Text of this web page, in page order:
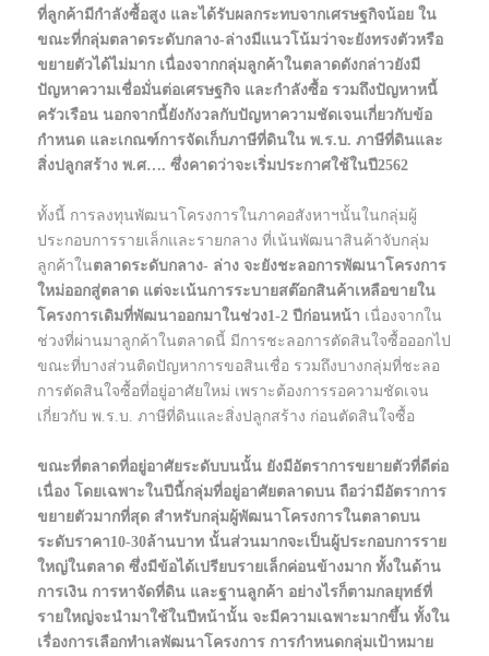
ที่ลูกค้ามีกำลังซื้อสูง และได้รับผลกระทบจากเศรษฐกิจน้อย ใน
ขณะที่กลุ่มตลาดระดับกลาง-ล่างมีแนวโน้มว่าจะยังทรงตัวหรือ
ขยายตัวได้ไม่มาก เนื่องจากกลุ่มลูกค้าในตลาดดังกล่าวยังมี
ปัญหาความเชื่อมั่นต่อเศรษฐกิจ และกำลังซื้อ รวมถึงปัญหาหนี้
ครัวเรือน นอกจากนี้ยังกังวลกับปัญหาความชัดเจนเกี่ยวกับข้อ
กำหนด และเกณฑ์การจัดเก็บภาษีที่ดินใน พ.ร.บ. ภาษีที่ดินและ
สิ่งปลูกสร้าง พ.ศ…. ซึ่งคาดว่าจะเริ่มประกาศใช้ในปี2562
ทั้งนี้ การลงทุนพัฒนาโครงการในภาคอสังหาฯนั้นในกลุ่มผู้
ประกอบการรายเล็กและรายกลาง ที่เน้นพัฒนาสินค้าจับกลุ่ม
ลูกค้าในตลาดระดับกลาง- ล่าง จะยังชะลอการพัฒนาโครงการ
ใหม่ออกสู่ตลาด แต่จะเน้นการระบายสต๊อกสินค้าเหลือขายใน
โครงการเดิมที่พัฒนาออกมาในช่วง1-2 ปีก่อนหน้า เนื่องจากใน
ช่วงที่ผ่านมาลูกค้าในตลาดนี้ มีการชะลอการตัดสินใจซื้อออกไป
ขณะที่บางส่วนติดปัญหาการขอสินเชื่อ รวมถึงบางกลุ่มที่ชะลอ
การตัดสินใจซื้อที่อยู่อาศัยใหม่ เพราะต้องการรอความชัดเจน
เกี่ยวกับ พ.ร.บ. ภาษีที่ดินและสิ่งปลูกสร้าง ก่อนตัดสินใจซื้อ
ขณะที่ตลาดที่อยู่อาศัยระดับบนนั้น ยังมีอัตราการขยายตัวที่ดีต่อ
เนื่อง โดยเฉพาะในปีนี้กลุ่มที่อยู่อาศัยตลาดบน ถือว่ามีอัตราการ
ขยายตัวมากที่สุด สำหรับกลุ่มผู้พัฒนาโครงการในตลาดบน
ระดับราคา10-30ล้านบาท นั้นส่วนมากจะเป็นผู้ประกอบการราย
ใหญ่ในตลาด ซึ่งมีข้อได้เปรียบรายเล็กค่อนข้างมาก ทั้งในด้าน
การเงิน การหาจัดที่ดิน และฐานลูกค้า อย่างไรก็ตามกลยุทธ์ที่
รายใหญ่จะนำมาใช้ในปีหน้านั้น จะมีความเฉพาะมากขึ้น ทั้งใน
เรื่องการเลือกทำเลพัฒนาโครงการ การกำหนดกลุ่มเป้าหมาย